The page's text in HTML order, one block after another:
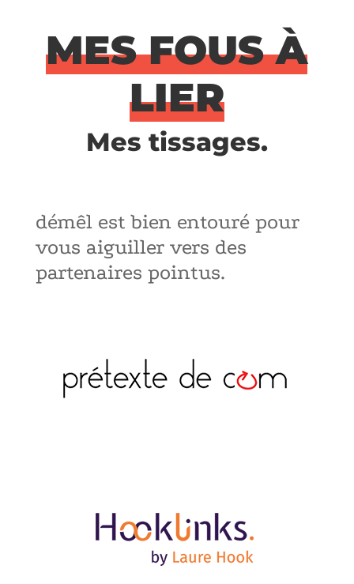
MES FOUS À
LIER
Mes tissages.
démêl est bien entouré pour
vous aiguiller vers des
partenaires pointus.